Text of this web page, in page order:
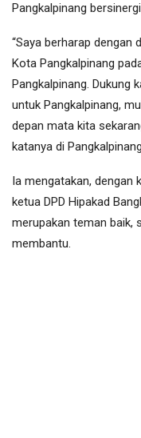
Pangkalpinang
“Saya berharap dengan
Kota Pangkalpinang
Pangkalpinang. Dukung
untuk Pangkalpinang,
depan mata kita
katanya di
Ia mengatakan, dengan
ketua DPD Hipakad
merupakan teman baik,
membantu.